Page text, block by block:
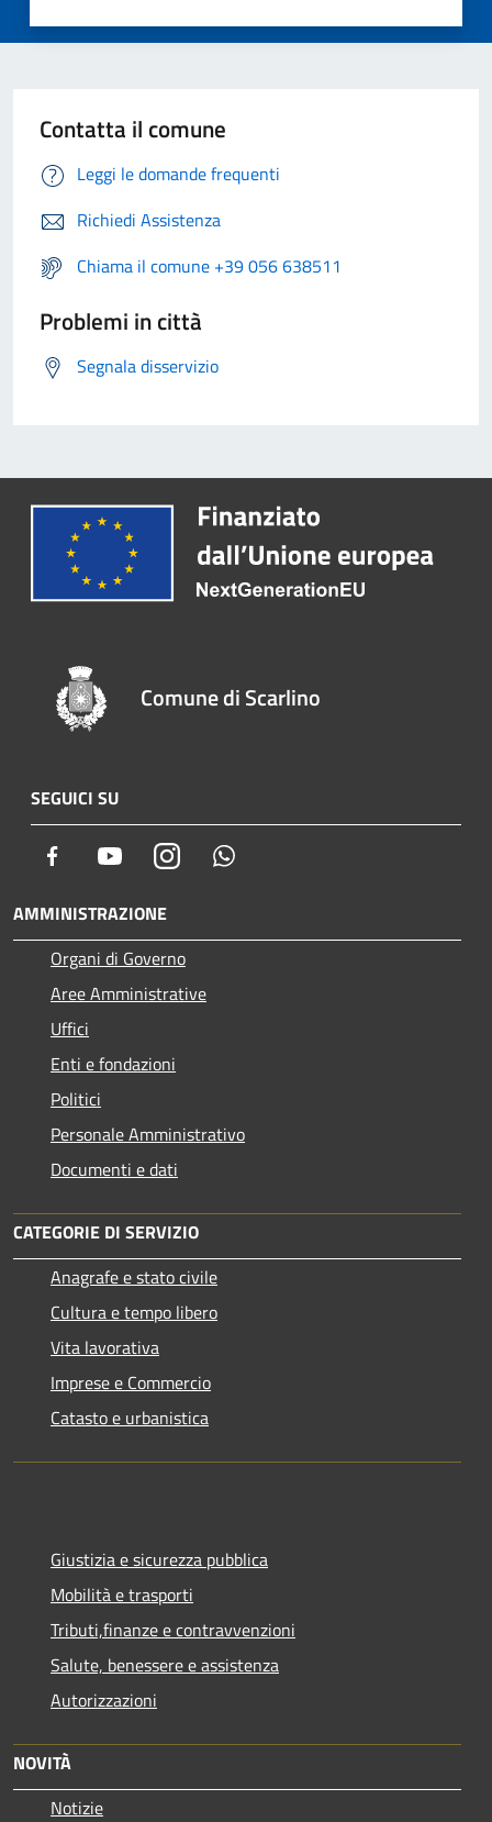
Contatta il comune
Leggi le domande frequenti
Richiedi Assistenza
Chiama il comune +39 056 638511
Problemi in città
Segnala disservizio
Comune di Scarlino
SEGUICI SU
Facebook YoutubeInstagram
AMMINISTRAZIONE
Organi di Governo
Aree Amministrative
Uffici
Enti e fondazioni
Politici
Personale Amministrativo
Documenti e dati
CATEGORIE DI SERVIZIO
Anagrafe e stato civile
Cultura e tempo libero
Vita lavorativa
Imprese e Commercio
Catasto e urbanistica
Giustizia e sicurezza pubblica
Mobilità e trasporti
Tributi,finanze e contravvenzioni
Salute, benessere e assistenza
Autorizzazioni
NOVITÀ
Notizie